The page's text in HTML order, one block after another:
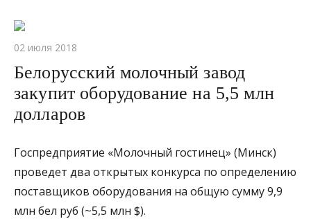
02 июля 2018
Белорусский молочный завод
закупит оборудование на 5,5 млн
долларов
Госпредприятие «Молочный гостинец» (Минск)
проведет два открытых конкурса по определению
поставщиков оборудования на общую сумму 9,9
млн бел руб (~5,5 млн $).